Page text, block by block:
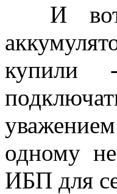
И вот
купили
одному
ИБП для